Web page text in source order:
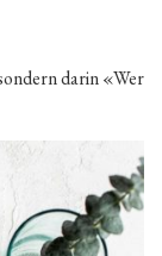
darin «Wer